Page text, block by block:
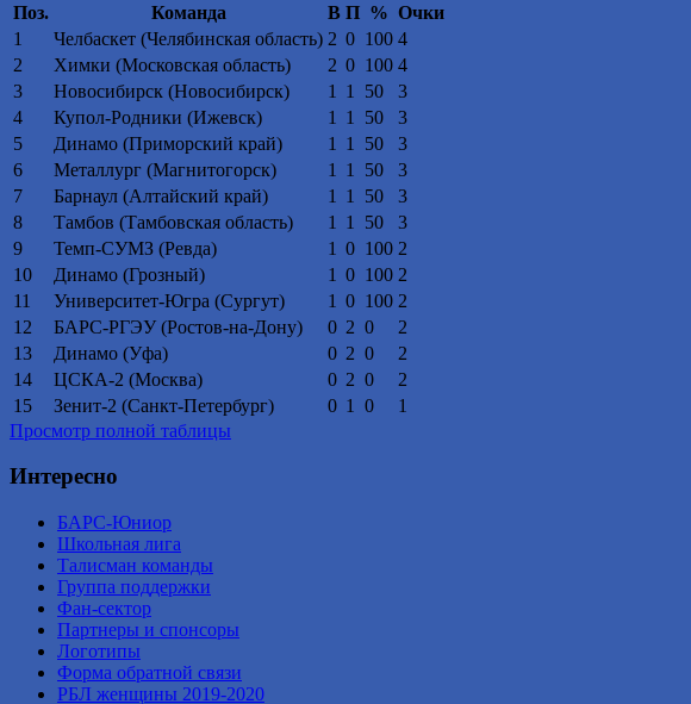
Поз. Команда В П % Очки
1
Челбаскет (Челябинская область) 2 0 100 4
2
Химки (Московская область) 2 0 100 4
3
Новосибирск (Новосибирск) 1 1 50
3
4
Купол-Родники (Ижевск) 1 1 50
3
5
Динамо (Приморский край) 1 1 50
3
6
Металлург (Магнитогорск) 1 1 50
3
7
Барнаул (Алтайский край) 1 1 50
3
8
Тамбов (Тамбовская область) 1 1 50
3
9
Темп-СУМЗ (Ревда) 1 0 100 2
10
Динамо (Грозный) 1 0 100 2
11
Университет-Югра (Сургут) 1 0 100 2
12
БАРС-РГЭУ (Ростов-на-Дону) 0 2 0
2
13
Динамо (Уфа) 0 2 0
2
14
ЦСКА-2 (Москва) 0 2 0
2
15
Зенит-2 (Санкт-Петербург) 0 1 0
1
Просмотр полной таблицы
Интересно
БАРС-Юниор
Школьная лига
Талисман команды
Группа поддержки
Фан-сектор
Партнеры и спонсоры
Логотипы
Форма обратной связи
РБЛ женщины 2019-2020